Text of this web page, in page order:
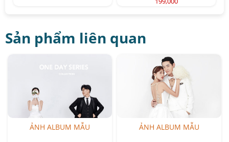
Sản phẩm liên quan
ẢNH ALBUM MẪU ẢNH ALBUM MẪU